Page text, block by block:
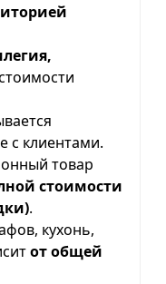
с клиентами.
товар
стоимости
.
кухонь,
от общей